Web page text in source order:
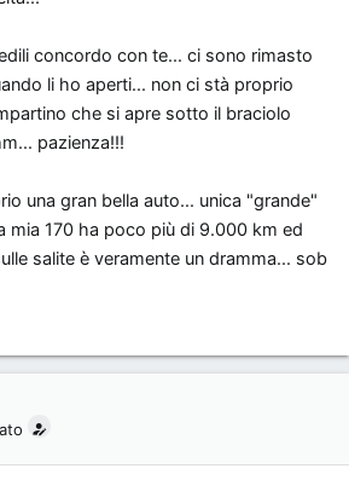
domanda et similia.. sono qua!
concordo con te... ci sono rimasto
li ho aperti... non ci stà proprio
che si apre sotto il braciolo
pazienza!!!
una gran bella auto... unica "grande"
mia 170 ha poco più di 9.000 km ed
salite è veramente un dramma... sob